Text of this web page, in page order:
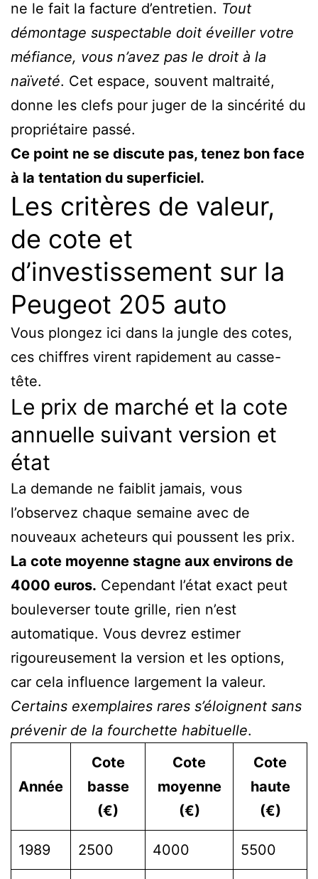
ne le fait la facture d’entretien. Tout
démontage suspectable doit éveiller votre
méfiance, vous n’avez pas le droit à la
naïveté. Cet espace, souvent maltraité,
donne les clefs pour juger de la sincérité du
propriétaire passé.
Ce point ne se discute pas, tenez bon face
à la tentation du superficiel.
Les critères de valeur,
de cote et
d’investissement sur la
Peugeot 205 auto
Vous plongez ici dans la jungle des cotes,
ces chiffres virent rapidement au casse-
tête.
Le prix de marché et la cote
annuelle suivant version et
état
La demande ne faiblit jamais, vous
l’observez chaque semaine avec de
nouveaux acheteurs qui poussent les prix.
La cote moyenne stagne aux environs de
4000 euros. Cependant l’état exact peut
bouleverser toute grille, rien n’est
automatique. Vous devrez estimer
rigoureusement la version et les options,
car cela influence largement la valeur.
Certains exemplaires rares s’éloignent sans
prévenir de la fourchette habituelle.
Année
Cote
basse
(€)
Cote
moyenne
(€)
Cote
haute
(€)
1989 2500 4000 5500